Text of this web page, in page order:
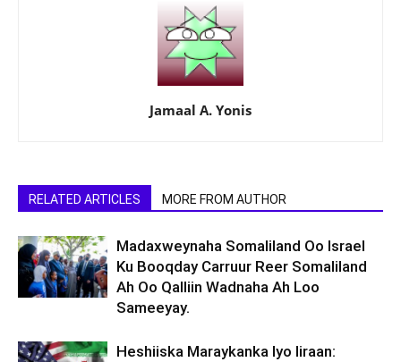
Jamaal A. Yonis
RELATED ARTICLES MORE FROM AUTHOR
Madaxweynaha Somaliland Oo Israel
Ku Booqday Carruur Reer Somaliland
Ah Oo Qalliin Wadnaha Ah Loo
Sameeyay.
Heshiiska Maraykanka Iyo Iiraan: